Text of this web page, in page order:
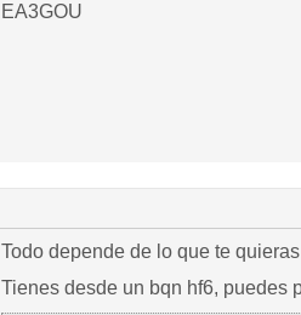
EA3GOU
Todo depende de lo que te
Tienes desde un bqn hf6, puedes